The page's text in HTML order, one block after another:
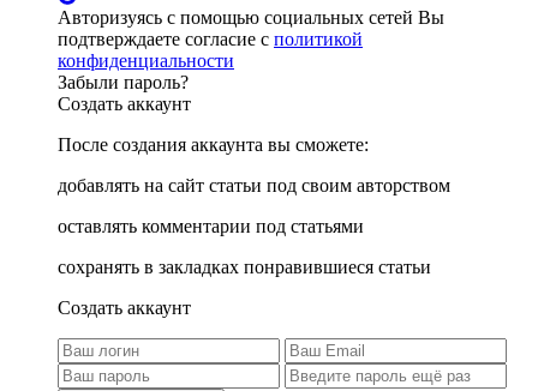
Авторизуясь с помощью социальных сетей Вы
подтверждаете согласие с политикой
конфиденциальности
Забыли пароль?
Создать аккаунт
После создания аккаунта вы сможете:
добавлять на сайт статьи под своим авторством
оставлять комментарии под статьями
сохранять в закладках понравившиеся статьи
Создать аккаунт